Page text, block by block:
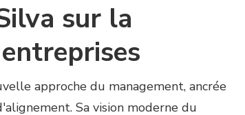
sur la
approche du management, ancrée
Sa vision moderne du